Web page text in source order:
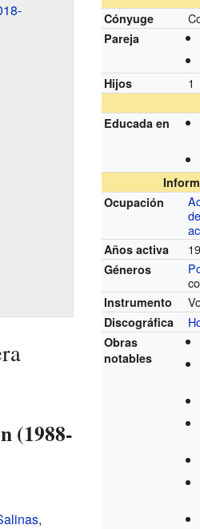
Cónyuge
Pareja
Hijos 1
Educada en
Ocupación
Años activa
Géneros
Instrumento
Discográfica
Obras
notables
(1988-
,